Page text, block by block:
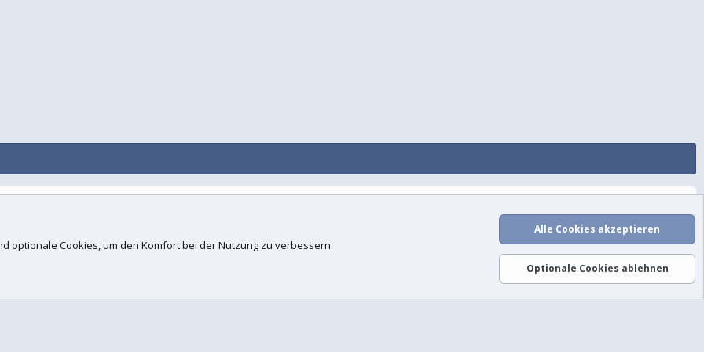
S
Inc.
optionale Cookies, um den Komfort bei der Nutzung zu verbessern.
Alle Cookies akzeptieren
Optionale Cookies ablehnen